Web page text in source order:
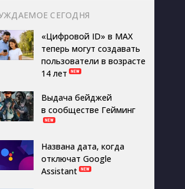
СЕГОДНЯ
«Цифровой ID» в MAX
теперь могут создавать
пользователи в возрасте
14 лет
Выдача бейджей
в сообществе Гейминг
Названа дата, когда
отключат Google
Assistant